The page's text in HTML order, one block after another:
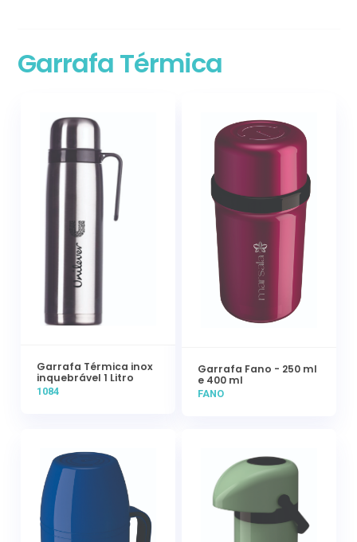
Garrafa Térmica
Garrafa Térmica inox
inquebrável 1 Litro
1084
Garrafa Fano - 250 ml
e 400 ml
FANO